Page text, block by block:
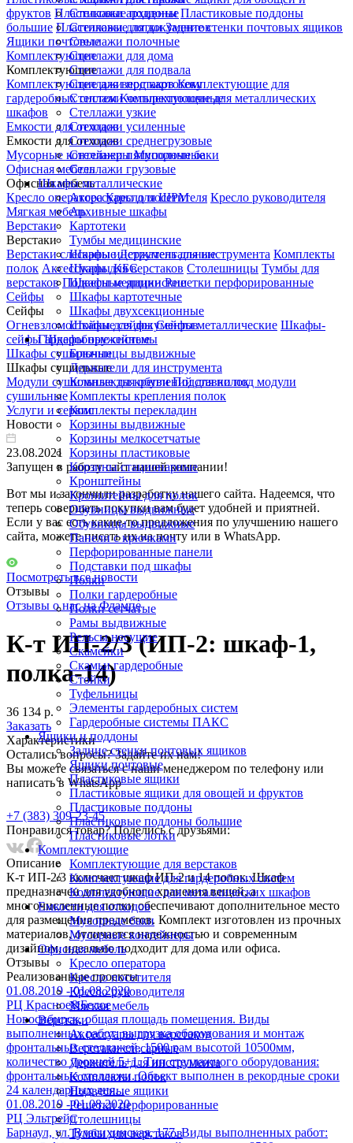
Стеллажи архивные
Стеллажи для документов
Стеллажи полочные
Стеллажи для дома
Стеллажи для подвала
Стеллажи под картотеку
Стеллажи четырехполочные
Стеллажи узкие
Стеллажи усиленные
Стеллажи среднегрузовые
Стеллажи пятиполочные
Стеллажи грузовые
Шкафы металлические
Аксессуары для ШРМ
Архивные шкафы
Картотеки
Тумбы медицинские
Шкафы инструментальные
Шкафы КБС
Шкафы медицинские
Шкафы картотечные
Шкафы двухсекционные
Шкафы для документов
Гардеробные системы
Брючницы выдвижные
Держатели для инструмента
Комплекты креплений для полок
Комплекты крепления полок
Комплекты перекладин
Корзины выдвижные
Корзины мелкосетчатые
Корзины пластиковые
Корзины стационарные
Кронштейны
Кронштейны для полок
Обувницы выдвижные
Обувницы выдвижные
Панели с крючками
Перфорированные панели
Подставки под шкафы
Полки
Полки гардеробные
Полки сетчатые
Рамы выдвижные
Рельсы несущие
Скамейки
Скамьи гардеробные
Стойки
Туфельницы
Элементы гардеробных систем
Гардеробные системы ПАКС
Ящики и поддоны
Задние стенки почтовых ящиков
Ящики почтовые
Пластиковые ящики
Пластиковые ящики для овощей и фруктов
Пластиковые поддоны
Пластиковые поддоны большие
Пластиковые лотки
Комплектующие
Комплектующие для верстаков
Комплектующие для гардеробных систем
Комплектующие для металлических шкафов
Емкости для отходов
Мусорные баки
Мусорные контейнеры
Офисная мебель
Кресло оператора
Кресло посетителя
Кресло руководителя
Мягкая мебель
Верстаки
Аксессуары для верстаков
Верстаки слесарные
Держатель для инструмента
Комплекты полок
Подвесные ящики
Решетки перфорированные
Столешницы
Тумбы для верстаков
фруктов Пластиковые поддоны Пластиковые поддоны
большие Пластиковые лотки Задние стенки почтовых ящиков
Ящики почтовые
Комплектующие
Комплектующие
Комплектующие для верстаков Комплектующие для
гардеробных систем Комплектующие для металлических
шкафов
Емкости для отходов
Емкости для отходов
Мусорные контейнеры Мусорные баки
Офисная мебель
Офисная мебель
Кресло оператора Кресло посетителя Кресло руководителя
Мягкая мебель
Верстаки
Верстаки
Верстаки слесарные Держатель для инструмента Комплекты
полок Аксессуары для верстаков Столешницы Тумбы для
верстаков Подвесные ящики Решетки перфорированные
Сейфы
Сейфы
Огневзломостойкие сейфы Сейфы металлические Шкафы-
сейфы Шкафы оружейные
Шкафы сушильные
Шкафы сушильные
Модули сушильные для обуви Подставки под модули
сушильные
Услуги и сервис
Новости
23.08.2021
Запущен в работу сайт нашей компании!
Вот мы и закончили разработку нашего сайта. Надеемся, что
теперь совершать покупки вам будет удобней и приятней.
Если у вас есть какие-то предложения по улучшению нашего
сайта, можете писать их на почту или в WhatsApp.
Посмотреть все новости
Отзывы
Отзывы о нас на Флампе
К-т ИП-2/3 (ИП-2: шкаф-1,
полка-14)
36 134 р.
Заказать
Характеристики
Остались вопросы? Задайте их нам!
Вы можете связаться с наши менеджером по телефону или
написать в WhatsApp
+7 (383) 309-23-45
Понравился товар? Поделись с друзьями:
Описание
К-т ИП-2/3 включает шкаф ИП-2 и 14 полок. Шкаф
предназначен для удобного хранения вещей, а
многочисленные полки обеспечивают дополнительное место
для размещения предметов. Комплект изготовлен из прочных
материалов, отличается надежностью и современным
дизайном, идеально подходит для дома или офиса.
Отзывы
Реализованныe проекты
01.08.2019 - 01.08.2020
РЦ Красное&Белое
Новосибирск, общая площадь помещения. Виды
выполненных работ: выгрузка оборудования и монтаж
фронтальных стеллажей, 1500 рам высотой 10500мм,
количество уровней 5+1. Тип стеллажного оборудования:
фронтальные стеллажи. Объект выполнен в рекордные сроки
24 календарных дня. .
01.08.2019 - 01.08.2020
РЦ Эльтрейд
Барнаул, ул. Власихинская, 177. Виды выполненных работ: